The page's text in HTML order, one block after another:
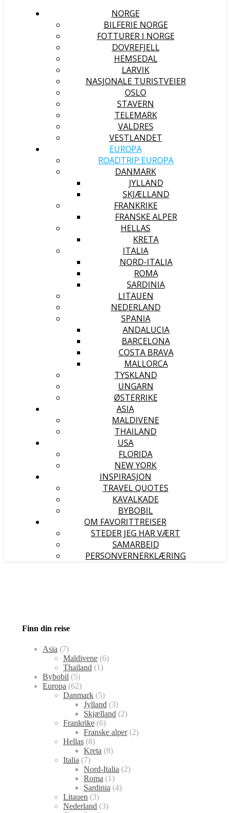
NORGE
BILFERIE NORGE
FOTTURER I NORGE
DOVREFJELL
HEMSEDAL
LARVIK
NASJONALE TURISTVEIER
OSLO
STAVERN
TELEMARK
VALDRES
VESTLANDET
EUROPA
ROADTRIP EUROPA
DANMARK
JYLLAND
SKJÆLLAND
FRANKRIKE
FRANSKE ALPER
HELLAS
KRETA
ITALIA
NORD-ITALIA
ROMA
SARDINIA
LITAUEN
NEDERLAND
SPANIA
ANDALUCIA
BARCELONA
COSTA BRAVA
MALLORCA
TYSKLAND
UNGARN
ØSTERRIKE
ASIA
MALDIVENE
THAILAND
USA
FLORIDA
NEW YORK
INSPIRASJON
TRAVEL QUOTES
KAVALKADE
BYBOBIL
OM FAVORITTREISER
STEDER JEG HAR VÆRT
SAMARBEID
PERSONVERNERKLÆRING
Finn din reise
Asia (7)
Maldivene (6)
Thailand (1)
Bybobil (5)
Europa (62)
Danmark (5)
Jylland (3)
Skjælland (2)
Frankrike (6)
Franske alper(2)
Hellas (8)
Kreta (8)
Italia (7)
Nord-Italia (2)
Roma (1)
Sardinia (4)
Litauen (3)
Nederland (3)